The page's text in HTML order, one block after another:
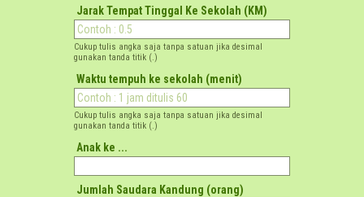
Jarak Tempat Tinggal Ke Sekolah (KM)
Cukup tulis angka saja tanpa satuan jika desimal
gunakan tanda titik (.)
Waktu tempuh ke sekolah (menit)
Cukup tulis angka saja tanpa satuan jika desimal
gunakan tanda titik (.)
Anak ke ...
Jumlah Saudara Kandung (orang)